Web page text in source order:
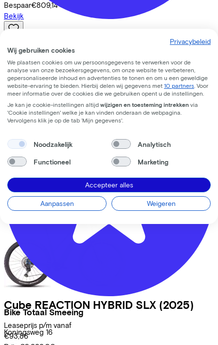
De Clomp 3212
3704 KB Zeist
Bike Totaal Smeeing
Koningsweg 16
Bespaar€809,14
Bekijk
Cube STEREO HYBRID ONE44 PRO
€89,87
Bespaar
Bekijk
Cube REACTION HYBRID SLX (2025)
Leaseprijs p/m vanaf
€93,86
Privacybeleid
Wij gebruiken cookies
We plaatsen cookies om uw persoonsgegevens te verwerken voor de
analyse van onze bezoekersgegevens, om onze website te verbeteren,
gepersonaliseerde inhoud en advertenties te tonen en om u een geweldige
website-ervaring te bieden. Hierbij delen wij gegevens met 10 partners . Voor
meer informatie over de cookies die we gebruiken opent u de instellingen.
Je kan je cookie-instellingen altijd wijzigen en toesteming intrekken via
'Cookie instellingen' welke je kan vinden onderaan de webpagina.
Vervolgens klik je op de tab ‘Mijn gegevens'.
Noodzakelijk Analytisch
Functioneel Marketing
Accepteer alles
Aanpassen Weigeren